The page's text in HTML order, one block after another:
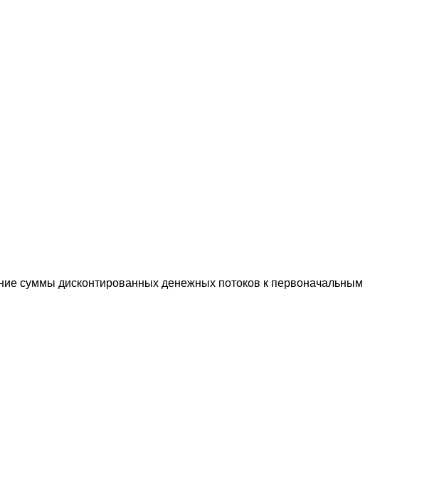
суммы дисконтированных денежных потоков к первоначальным